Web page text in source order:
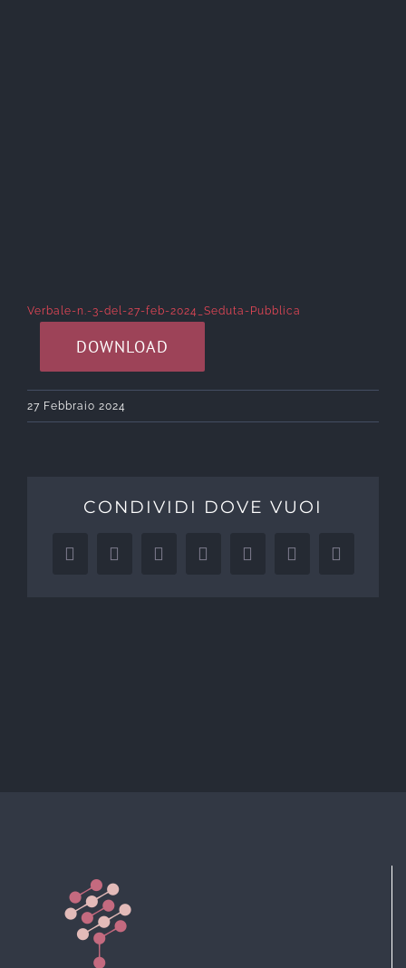
Verbale-n.-3-del-27-feb-2024_Seduta-Pubblica
DOWNLOAD
27 Febbraio 2024
CONDIVIDI DOVE VUOI
Facebook
X RedditLinkedInWhatsApp
Tumblr